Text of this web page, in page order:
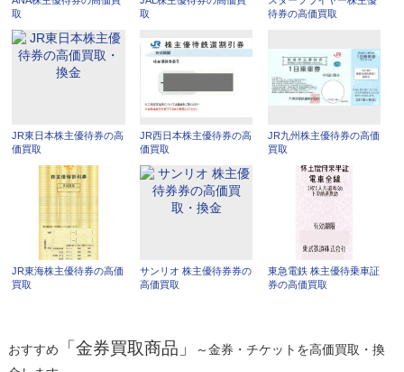
取
取
待券の高価買取
JR東日本株主優待券の高
価買取
JR西日本株主優待券の高
価買取
JR九州株主優待券の高価
買取
JR東海株主優待券の高価
買取
サンリオ 株主優待券券の
高価買取
東急電鉄 株主優待乗車証
券の高価買取
おすすめ 「金券買取商品」
～金券・チケットを高価買取・換